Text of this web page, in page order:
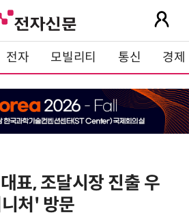
전자 모빌리티 통신 경제
표, 조달시장 진출 우
처' 방문